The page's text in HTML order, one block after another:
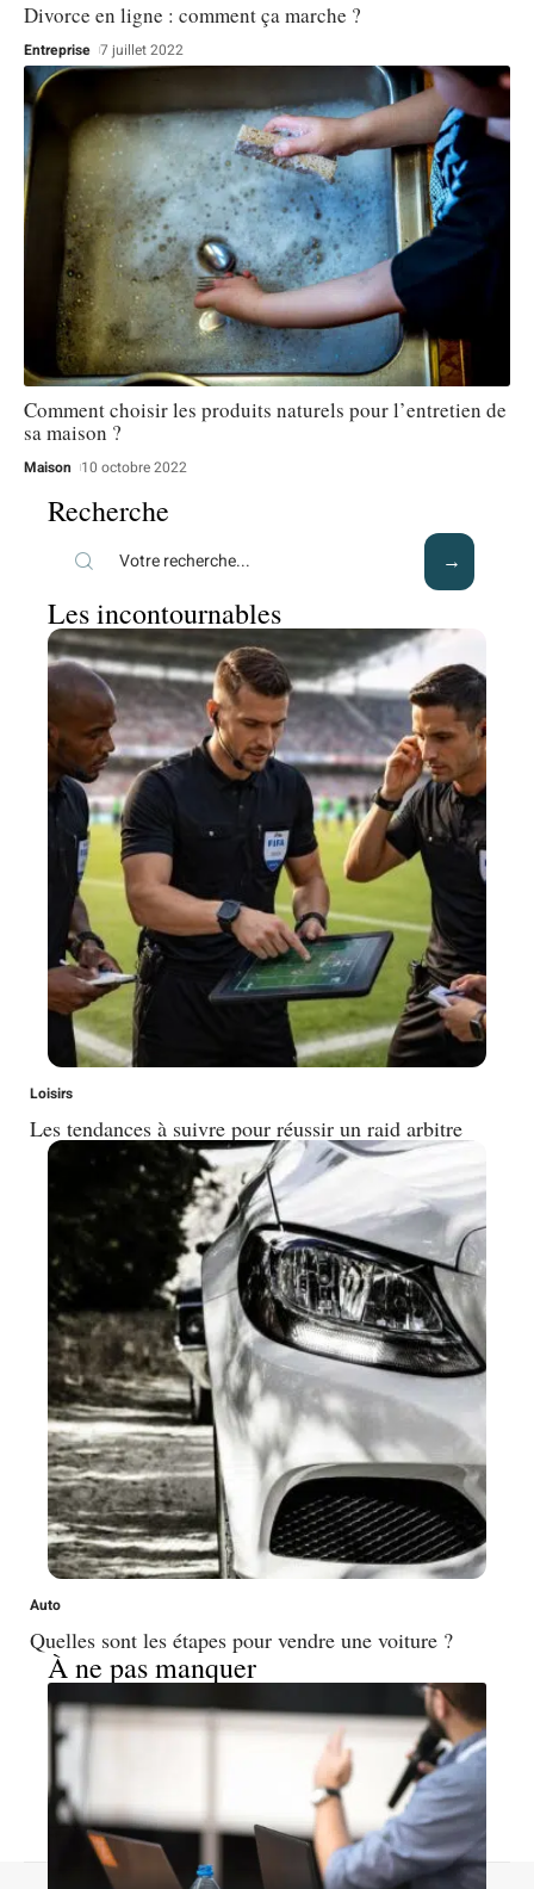
Divorce en ligne : comment ça marche ?
Entreprise 7 juillet 2022
Comment choisir les produits naturels pour l’entretien de
sa maison ?
Maison 10 octobre 2022
Recherche
Les incontournables
Loisirs
Les tendances à suivre pour réussir un raid arbitre
Auto
Quelles sont les étapes pour vendre une voiture ?
À ne pas manquer